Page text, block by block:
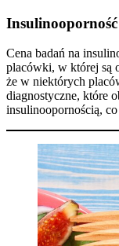
Cena badań na
placówki, w której są
że w niektórych
diagnostyczne, które
insulinoopornością,